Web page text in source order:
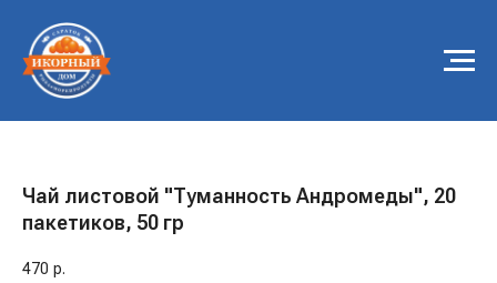
Чай листовой "Туманность Андромеды", 20
пакетиков, 50 гр
470 р.